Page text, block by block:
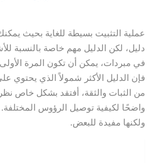
عملية التثبيت بسيطة للغاية بحيث
دليل، لكن الدليل مهم خاصة بالنسبة
في مبردات، يمكن أن تكون المرة
فإن الدليل الأكثر شمولاً الذي يحتوي
من الثبات والثقة، أفتقد بشكل خاص
واضحًا لكيفية توصيل الرؤوس
ولكنها مفيدة للبعض.